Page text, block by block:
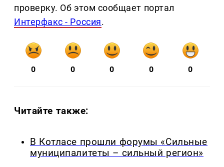
проверку. Об этом сообщает портал
Интерфакс - Россия.
0 0 0 0 0
Читайте также:
В Котласе прошли форумы «Сильные
муниципалитеты – сильный регион»